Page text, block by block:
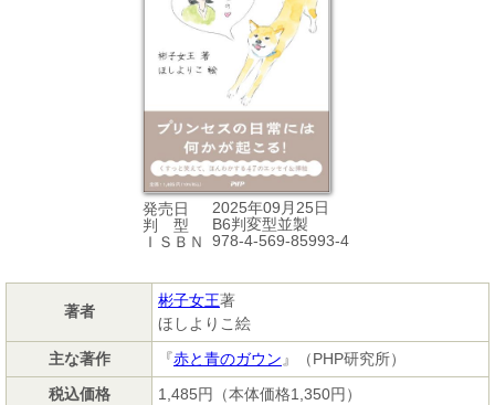
発売日
2025年09月25日
判 型
B6判変型並製
ＩＳＢＮ
978-4-569-85993-4
著者
彬子女王著
ほしよりこ絵
主な著作
『赤と青のガウン 』（PHP研究所）
税込価格
1,485円（本体価格1,350円）